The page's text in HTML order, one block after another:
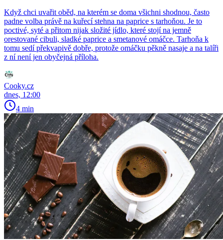
Když chci uvařit oběd, na kterém se doma všichni shodnou, často
padne volba právě na kuřecí stehna na paprice s tarhoňou. Je to
poctivé, syté a přitom nijak složité jídlo, které stojí na jemně
orestované cibuli, sladké paprice a smetanové omáčce. Tarhoňa k
tomu sedí překvapivě dobře, protože omáčku pěkně nasaje a na talíři
z ní není jen obyčejná příloha.
Cooky.cz
dnes, 12:00
4 min